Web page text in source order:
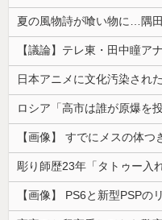
【画像】 すでにメスの体つ